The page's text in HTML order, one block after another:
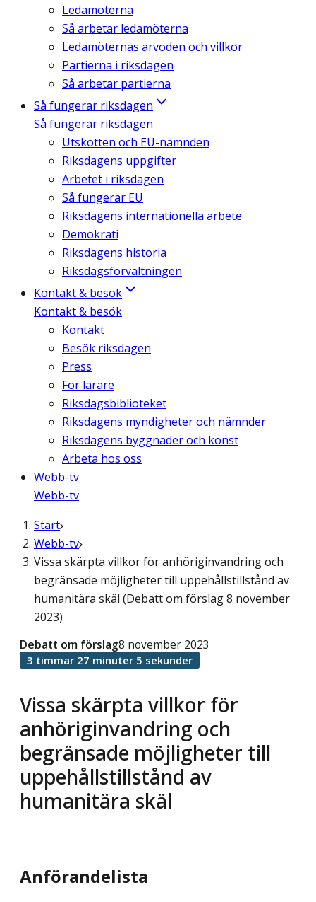
Ledamöterna
Så arbetar ledamöterna
Ledamöternas arvoden och villkor
Partierna i riksdagen
Så arbetar partierna
Så fungerar riksdagen
Så fungerar riksdagen
Utskotten och EU-nämnden
Riksdagens uppgifter
Arbetet i riksdagen
Så fungerar EU
Riksdagens internationella arbete
Demokrati
Riksdagens historia
Riksdagsförvaltningen
Kontakt & besök
Kontakt & besök
Kontakt
Besök riksdagen
Press
För lärare
Riksdagsbiblioteket
Riksdagens myndigheter och nämnder
Riksdagens byggnader och konst
Arbeta hos oss
Webb-tv
Webb-tv
Start
Webb-tv
Vissa skärpta villkor för anhöriginvandring och
begränsade möjligheter till uppehållstillstånd av
humanitära skäl (Debatt om förslag 8 november
2023)
Vissa skärpta villkor för
anhöriginvandring och
begränsade möjligheter till
uppehållstillstånd av
humanitära skäl
Debatt om förslag8 november 2023
3 timmar 27 minuter 5 sekunder
Anförandelista